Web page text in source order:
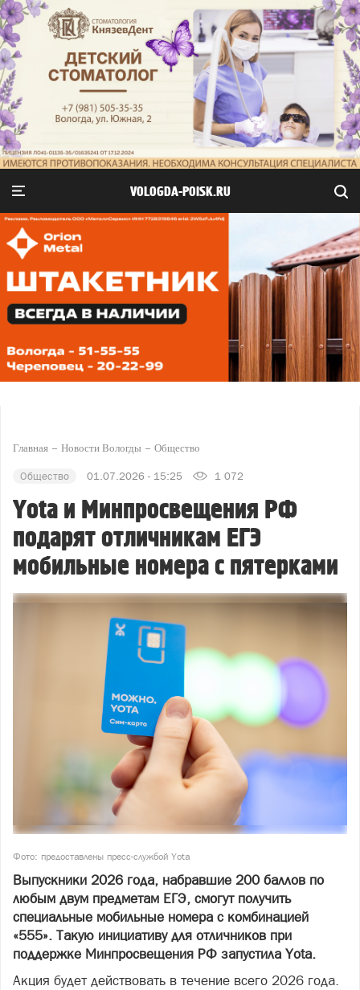
VOLOGDA-POISK.RU
Главная Новости Вологды Общество
Общество 01.07.2026 - 15:25 1 072
Yota и Минпросвещения РФ
подарят отличникам ЕГЭ
мобильные номера с пятерками
Фото: предоставлены пресс-службой Yota
Выпускники 2026 года, набравшие 200 баллов по
любым двум предметам ЕГЭ, смогут получить
специальные мобильные номера с комбинацией
«555». Такую инициативу для отличников при
поддержке Минпросвещения РФ запустила Yota.
Акция будет действовать в течение всего 2026 года.